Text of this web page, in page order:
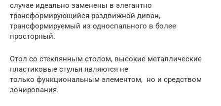
случае идеально заменены в элегантно
трансформирующийся раздвижной диван,
трансформируемый из односпального в более
просторный.
Стол со стеклянным столом, высокие металлические
пластиковые стулья являются не
только функциональным элементом, но и средством
зонирования.